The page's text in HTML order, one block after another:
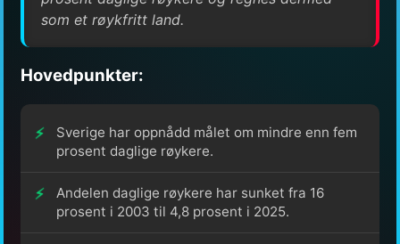
som et røykfritt land.
Hovedpunkter:
Sverige har oppnådd målet om mindre enn fem
prosent daglige røykere.
Andelen daglige røykere har sunket fra 16
prosent i 2003 til 4,8 prosent i 2025.